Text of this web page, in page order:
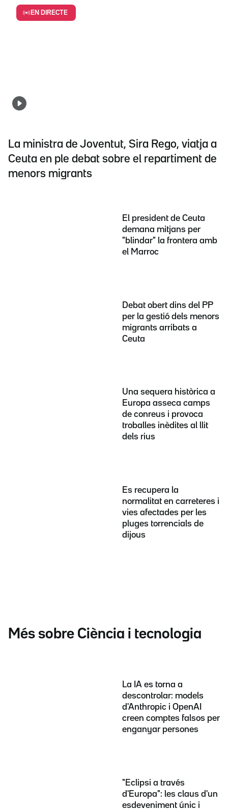
EN DIRECTE
La ministra de Joventut, Sira Rego, viatja a
Ceuta en ple debat sobre el repartiment de
menors migrants
El president de Ceuta
demana mitjans per
"blindar" la frontera amb
el Marroc
Debat obert dins del PP
per la gestió dels menors
migrants arribats a
Ceuta
Una sequera històrica a
Europa asseca camps
de conreus i provoca
troballes inèdites al llit
dels rius
Es recupera la
normalitat en carreteres i
vies afectades per les
pluges torrencials de
dijous
Més sobre Ciència i tecnologia
La IA es torna a
descontrolar: models
d'Anthropic i OpenAI
creen comptes falsos per
enganyar persones
"Eclipsi a través
d'Europa": les claus d'un
esdeveniment únic i